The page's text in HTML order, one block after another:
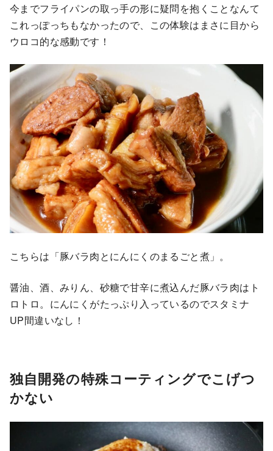
今までフライパンの取っ手の形に疑問を抱くことなんて
これっぽっちもなかったので、この体験はまさに目から
ウロコ的な感動です！
こちらは「豚バラ肉とにんにくのまるごと煮」。
醤油、酒、みりん、砂糖で甘辛に煮込んだ豚バラ肉はト
ロトロ。にんにくがたっぷり入っているのでスタミナ
UP間違いなし！
独自開発の特殊コーティングでこげつ
かない